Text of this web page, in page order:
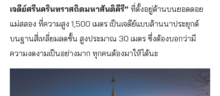
เจดีย์ศรีนครินทราสถิตมหาสันติคีรี” ที่ตั้งอยู่ด้านบนยอดดอย
แม่สลอง ที่ความสูง 1,500 เมตร เป็นเจดีย์แบบล้านนาประยุกต์
บนฐานสี่เหลี่ยมลดชั้น สูงประมาณ 30 เมตร ซึ่งต้องบอกว่ามี
ความงดงามเป็นอย่างมาก ทุกคนต้องมาให้ได้นะ